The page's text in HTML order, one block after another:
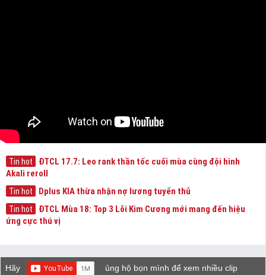
Tin hot
ĐTCL 17.7: Leo rank thần tốc cuối mùa cùng đội hình
Akali reroll
Tin hot Dplus KIA thừa nhận nợ lương tuyển thủ
Tin hot
ĐTCL Mùa 18: Top 3 Lõi Kim Cương mới mang đến hiệu
ứng cực thú vị
Hãy
ủng hộ bọn mình để xem nhiều clip